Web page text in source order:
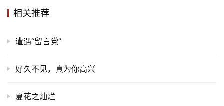
相关推荐
遭遇“留言党”
好久不见，真为你高兴
夏花之灿烂